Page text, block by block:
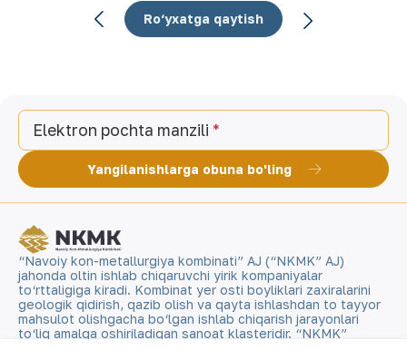
Ro‘yxatga qaytish
Elektron pochta manzili
Yangilanishlarga obuna bo'ling
“Navoiy kon-metallurgiya kombinati” AJ (“NKMK” AJ)
jahonda oltin ishlab chiqaruvchi yirik kompaniyalar
to‘rttaligiga kiradi. Kombinat yer osti boyliklari zaxiralarini
geologik qidirish, qazib olish va qayta ishlashdan to tayyor
mahsulot olishgacha bo‘lgan ishlab chiqarish jarayonlari
to‘liq amalga oshiriladigan sanoat klasteridir. “NKMK”